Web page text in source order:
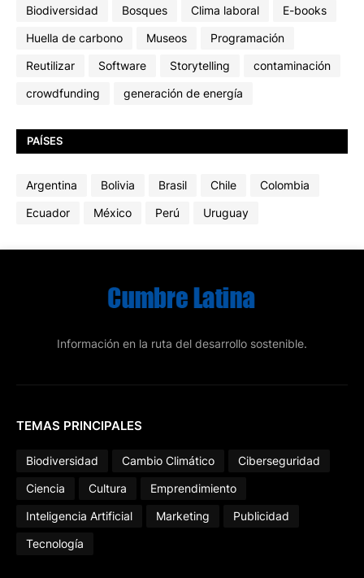
Biodiversidad
Bosques Clima laboral
E-books
Huella de carbono
Museos
Programación
Reutilizar
Software Storytelling
contaminación
crowdfunding
generación de energía
PAÍSES
Argentina Bolivia Brasil Chile
Colombia
Ecuador
México Perú Uruguay
Información en la ruta del desarrollo sostenible.
TEMAS PRINCIPALES
Biodiversidad Cambio Climático
Ciberseguridad
Ciencia
Cultura
Emprendimiento
Inteligencia Artificial
Marketing
Publicidad
Tecnología